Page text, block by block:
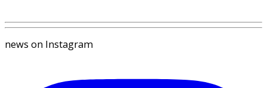
news on Instagram